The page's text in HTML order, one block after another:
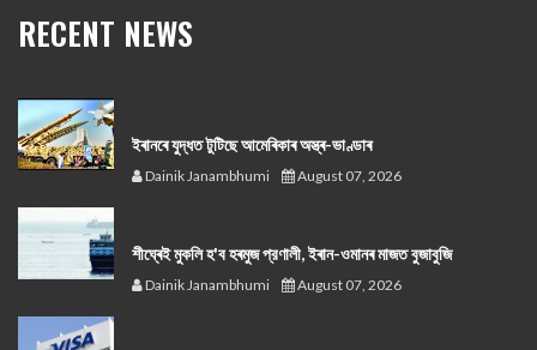
RECENT NEWS
ইৰানৰে যুদ্ধত টুটিছে আমেৰিকাৰ অস্ত্ৰ-ভাণ্ডাৰ
Dainik Janambhumi August 07, 2026
শীঘ্ৰেই মুকলি হ'ব হৰমুজ প্রণালী, ইৰান-ওমানৰ মাজত বুজাবুজি
Dainik Janambhumi August 07, 2026